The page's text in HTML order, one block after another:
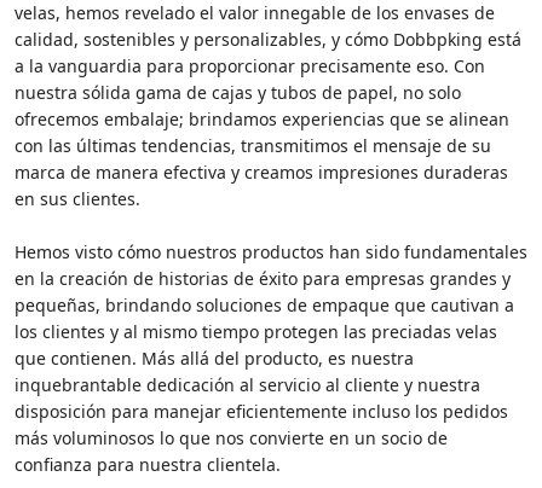
velas, hemos revelado el valor innegable de los envases de
calidad, sostenibles y personalizables, y cómo Dobbpking está
a la vanguardia para proporcionar precisamente eso. Con
nuestra sólida gama de cajas y tubos de papel, no solo
ofrecemos embalaje; brindamos experiencias que se alinean
con las últimas tendencias, transmitimos el mensaje de su
marca de manera efectiva y creamos impresiones duraderas
en sus clientes.
Hemos visto cómo nuestros productos han sido fundamentales
en la creación de historias de éxito para empresas grandes y
pequeñas, brindando soluciones de empaque que cautivan a
los clientes y al mismo tiempo protegen las preciadas velas
que contienen. Más allá del producto, es nuestra
inquebrantable dedicación al servicio al cliente y nuestra
disposición para manejar eficientemente incluso los pedidos
más voluminosos lo que nos convierte en un socio de
confianza para nuestra clientela.